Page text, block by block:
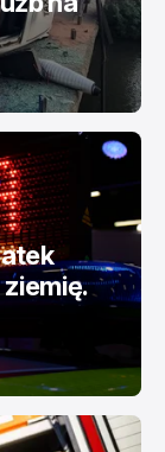
ziemię.